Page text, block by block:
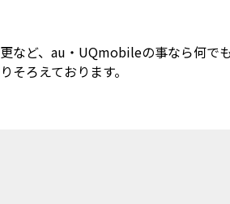
など、au・UQmobileの事なら何で
ろえております。